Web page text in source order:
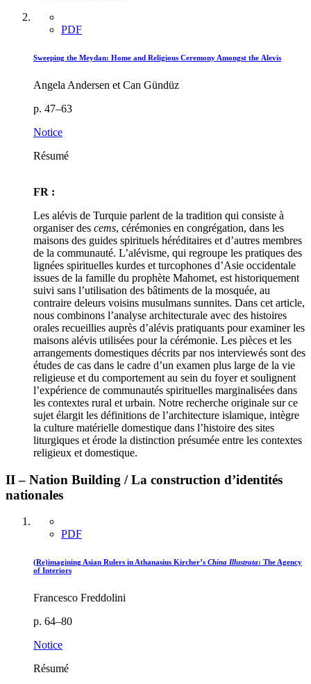
PDF
Sweeping the Meydan: Home and Religious Ceremony Amongst the Alevis
Angela Andersen et Can Gündüz
p. 47–63
Notice
Résumé
FR :
Les alévis de Turquie parlent de la tradition qui consiste à
organiser des cems, cérémonies en congrégation, dans les
maisons des guides spirituels héréditaires et d’autres membres
de la communauté. L’alévisme, qui regroupe les pratiques des
lignées spirituelles kurdes et turcophones d’Asie occidentale
issues de la famille du prophète Mahomet, est historiquement
suivi sans l’utilisation des bâtiments de la mosquée, au
contraire deleurs voisins musulmans sunnites. Dans cet article,
nous combinons l’analyse architecturale avec des histoires
orales recueillies auprès d’alévis pratiquants pour examiner les
maisons alévis utilisées pour la cérémonie. Les pièces et les
arrangements domestiques décrits par nos interviewés sont des
études de cas dans le cadre d’un examen plus large de la vie
religieuse et du comportement au sein du foyer et soulignent
l’expérience de communautés spirituelles marginalisées dans
les contextes rural et urbain. Notre recherche originale sur ce
sujet élargit les définitions de l’architecture islamique, intègre
la culture matérielle domestique dans l’histoire des sites
liturgiques et érode la distinction présumée entre les contextes
religieux et domestique.
II – Nation Building / La construction d’identités
nationales
PDF
(Re)imagining Asian Rulers in Athanasius Kircher’s China Illustrata: The Agency
of Interiors
Francesco Freddolini
p. 64–80
Notice
Résumé